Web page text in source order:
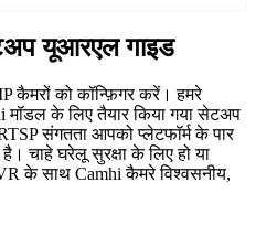
यूआरएल गाइड
कैमरों को कॉन्फ़िगर करें। हमरे
मॉडल के लिए तैयार किया गया सेटअप
संगतता आपको प्लेटफॉर्म के पार
चाहे घरेलू सुरक्षा के लिए हो या
के साथ Camhi कैमरे विश्वसनीय,